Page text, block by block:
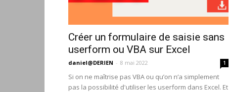
Créer un formulaire de saisie sans
userform ou VBA sur Excel
daniel@DERIEN - 8 mai 2022 1
Si on ne maîtrise pas VBA ou qu’on n’a simplement
pas la possibilité d'utiliser les userform dans Excel. Et